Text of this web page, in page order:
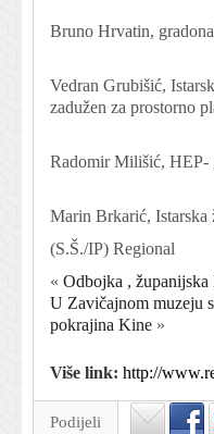
Bruno Hrvatin,
Vedran Grubišić,
zadužen za prostorno
Radomir Milišić, HEP-
Marin Brkarić, Istarska
(S.Š./IP) Regional
« Odbojka , županijska
U Zavičajnom muzeju
pokrajina Kine »
Više link: http://
Podijeli